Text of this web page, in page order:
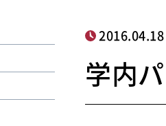
2016.04.18
学内